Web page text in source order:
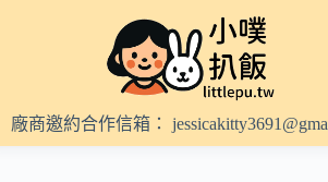
內
容
廠商邀約合作信箱：